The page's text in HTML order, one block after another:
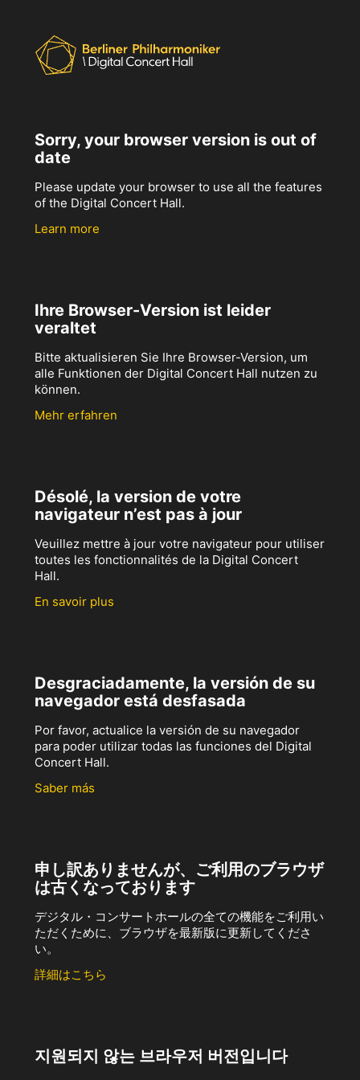
Sorry, your browser version is out of
date
Please update your browser to use all the features
of the Digital Concert Hall.
Learn more
Ihre Browser-Version ist leider
veraltet
Bitte aktualisieren Sie Ihre Browser-Version, um
alle Funktionen der Digital Concert Hall nutzen zu
können.
Mehr erfahren
Désolé, la version de votre
navigateur n’est pas à jour
Veuillez mettre à jour votre navigateur pour utiliser
toutes les fonctionnalités de la Digital Concert
Hall.
En savoir plus
Desgraciadamente, la versión de su
navegador está desfasada
Por favor, actualice la versión de su navegador
para poder utilizar todas las funciones del Digital
Concert Hall.
Saber más
申し訳ありませんが、ご利用のブラウザ
は古くなっております
デジタル・コンサートホールの全ての機能をご利用い
ただくために、ブラウザを最新版に更新してくださ
い。
詳細はこちら
지원되지 않는 브라우저 버전입니다